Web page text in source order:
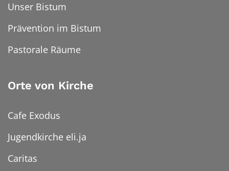
Unser Bistum
Prävention im Bistum
Pastorale Räume
Orte von Kirche
Cafe Exodus
Jugendkirche eli.ja
Caritas